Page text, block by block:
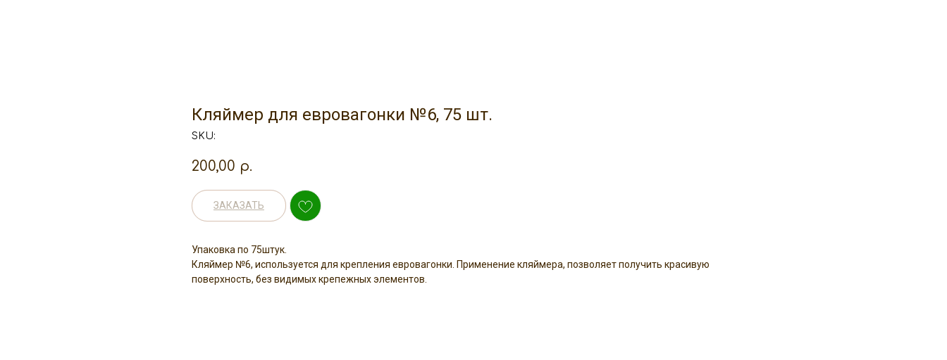
Кляймер для евровагонки №6, 75 шт.
SKU:
200,00 р.
ЗАКАЗАТЬ
Упаковка по 75штук.
Кляймер №6, используется для крепления евровагонки. Применение кляймера, позволяет получить красивую
поверхность, без видимых крепежных элементов.